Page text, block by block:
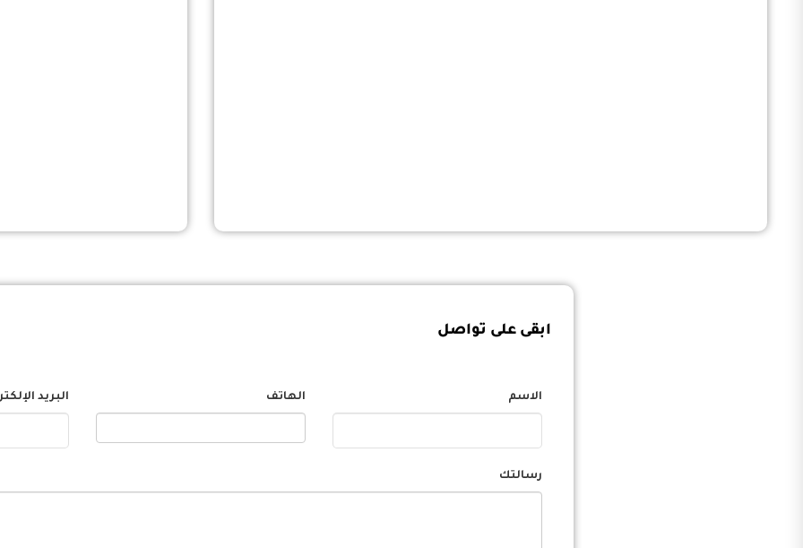
ابقى على تواصل
الاسم الهاتف البريد
رسالتك